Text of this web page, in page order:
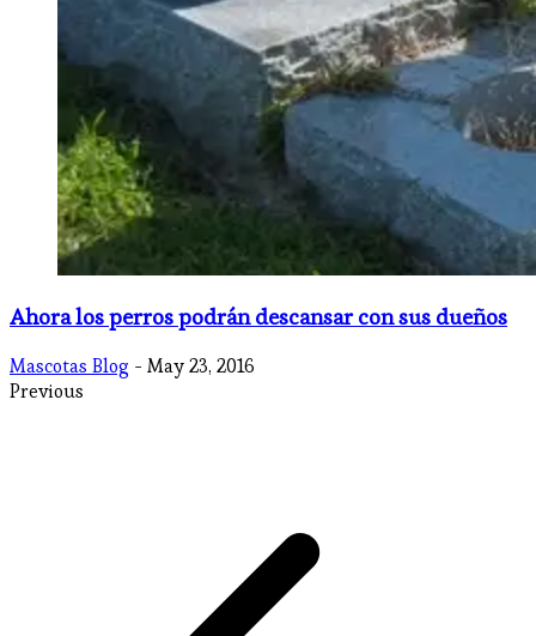
Ahora los perros podrán descansar con sus dueños
Mascotas Blog - May 23, 2016
Previous